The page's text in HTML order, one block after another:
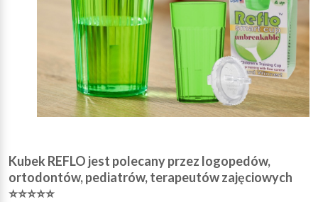
Kubek REFLO jest polecany przez logopedów,
ortodontów, pediatrów, terapeutów zajęciowych
⭐⭐⭐⭐⭐